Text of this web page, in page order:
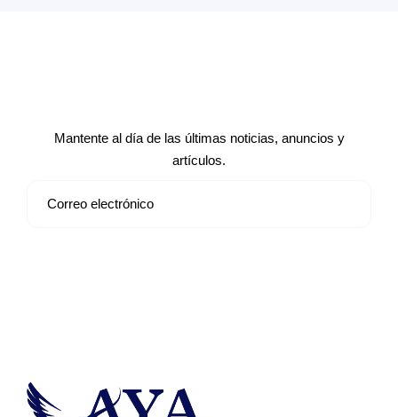
Mantente al día de las últimas noticias, anuncios y
artículos.